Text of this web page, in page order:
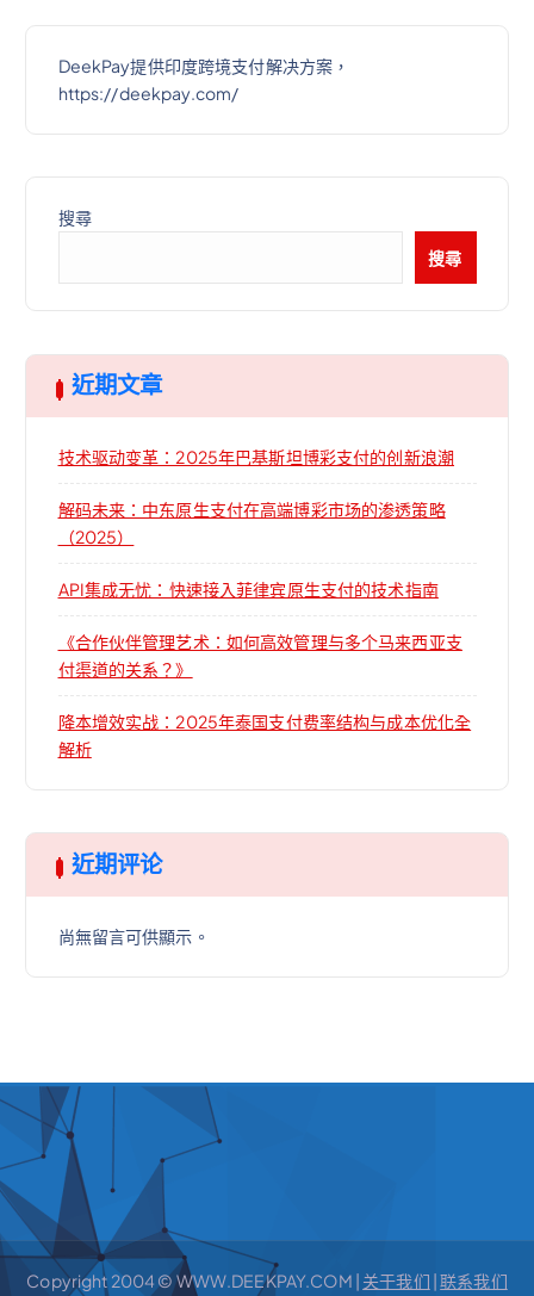
DeekPay提供印度跨境支付解决方案，
https://deekpay.com/
搜尋
搜尋
近期文章
技术驱动变革：2025年巴基斯坦博彩支付的创新浪潮
解码未来：中东原生支付在高端博彩市场的渗透策略
（2025）
API集成无忧：快速接入菲律宾原生支付的技术指南
《合作伙伴管理艺术：如何高效管理与多个马来西亚支
付渠道的关系？》
降本增效实战：2025年泰国支付费率结构与成本优化全
解析
近期评论
尚無留言可供顯示。
Copyright 2004 © WWW.DEEKPAY.COM | 关于我们 |联系我们